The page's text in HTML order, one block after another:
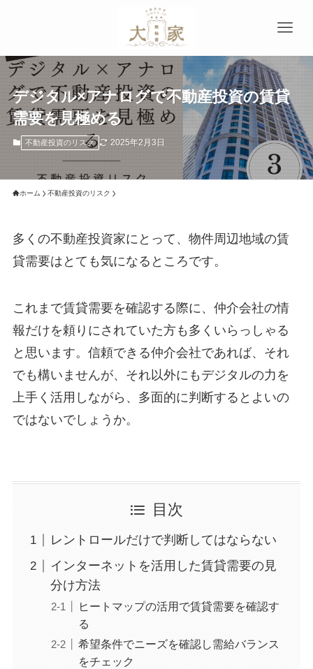
デジタル×アナログで不動産投資の賃貸
需要を見極める
不動産投資のリスク 2025年2月3日
ホーム 不動産投資のリスク
多くの不動産投資家にとって、物件周辺地域の賃
貸需要はとても気になるところです。
これまで賃貸需要を確認する際に、仲介会社の情
報だけを頼りにされていた方も多くいらっしゃる
と思います。信頼できる仲介会社であれば、それ
でも構いませんが、それ以外にもデジタルの力を
上手く活用しながら、多面的に判断するとよいの
ではないでしょうか。
目次
レントロールだけで判断してはならない
インターネットを活用した賃貸需要の見
分け方法
ヒートマップの活用で賃貸需要を確認す
る
希望条件でニーズを確認し需給バランス
をチェック